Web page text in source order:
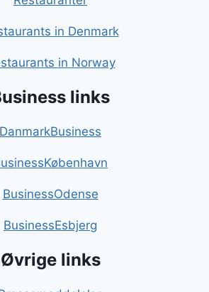
in Denmark
in Norway
links
DanmarkBusiness
BusinessOdense
BusinessEsbjerg
Øvrige links